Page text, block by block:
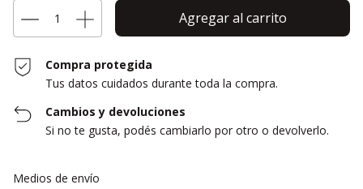
Compra protegida
Tus datos cuidados durante toda la compra.
Cambios y devoluciones
Si no te gusta, podés cambiarlo por otro o devolverlo.
Entregas para el CP:
Medios de envío